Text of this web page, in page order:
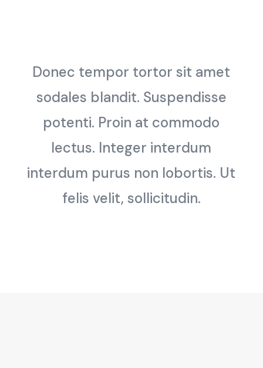
Donec tempor tortor sit amet
sodales blandit. Suspendisse
potenti. Proin at commodo
lectus. Integer interdum
interdum purus non lobortis. Ut
felis velit, sollicitudin.